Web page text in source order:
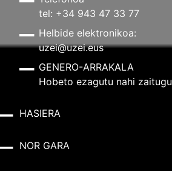
tel: +34 943 47 33 77
Helbide elektronikoa:
uzei@uzei.eus
GENERO-ARRAKALA
Hobeto ezagutu nahi zaitugu
HASIERA
NOR GARA